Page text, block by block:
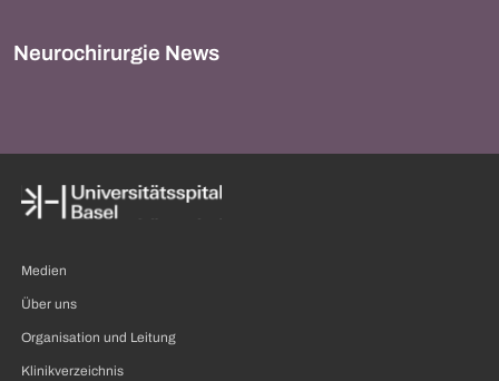
Neurochirurgie News
Medien
Über uns
Organisation und Leitung
Klinikverzeichnis